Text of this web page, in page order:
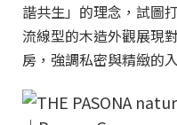
諧共生」的理念，試圖
流線型的木造外觀展現
房，強調私密與精緻的